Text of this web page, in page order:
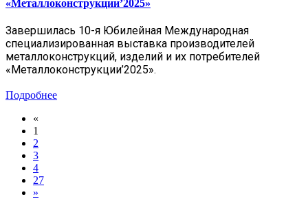
«Металлоконструкции’2025»
Завершилась 10-я Юбилейная Международная
специализированная выставка производителей
металлоконструкций, изделий и их потребителей
«Металлоконструкции’2025».
Подробнее
«
1
2
3
4
27
»